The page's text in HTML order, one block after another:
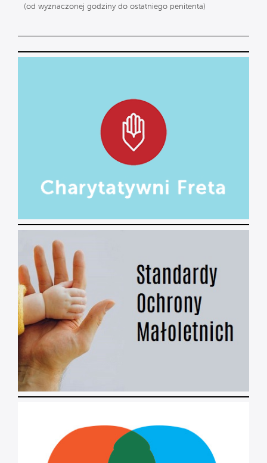
(od wyznaczonej godziny do ostatniego penitenta)